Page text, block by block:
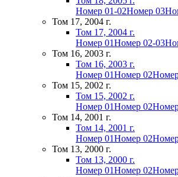
Номер 01-02Номер 03
Том 17, 2004 г.
Том 17, 2004 г.
Номер 01Номер 02-03
Том 16, 2003 г.
Том 16, 2003 г.
Номер 01Номер 02
Том 15, 2002 г.
Том 15, 2002 г.
Номер 01Номер 02
Том 14, 2001 г.
Том 14, 2001 г.
Номер 01Номер 02
Том 13, 2000 г.
Том 13, 2000 г.
Номер 01Номер 02